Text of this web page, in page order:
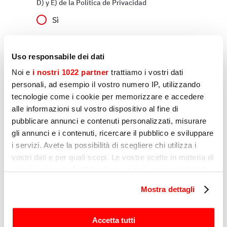
Uso responsabile dei dati
Noi e i nostri 1022 partner trattiamo i vostri dati
personali, ad esempio il vostro numero IP, utilizzando
tecnologie come i cookie per memorizzare e accedere
alle informazioni sul vostro dispositivo al fine di
pubblicare annunci e contenuti personalizzati, misurare
gli annunci e i contenuti, ricercare il pubblico e sviluppare
i servizi. Avete la possibilità di scegliere chi utilizza i
vostri dati e per quali scopi. Le vostre scelte in materia di
modificare o revocare il proprio consenso in qualsiasi
momento dalla Dichiarazione sui cookie o facendo clic
sull'icona di attivazione della privacy.
Mostra dettagli
Accetta tutti
D) y E) de la Política de Privacidad
Sì
Marketing
Declaro que consiento el tratamiento de mis
datos personales por parte de Sirman para la
elaboración de perfiles, tal y como se indica en
el apartado E) y F) de la Política de Privacidad
Sì
No